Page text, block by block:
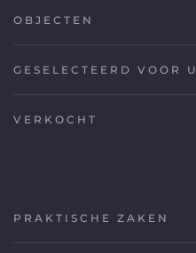
OBJECTEN
GESELECTEERD VOOR U
VERKOCHT
PRAKTISCHE ZAKEN